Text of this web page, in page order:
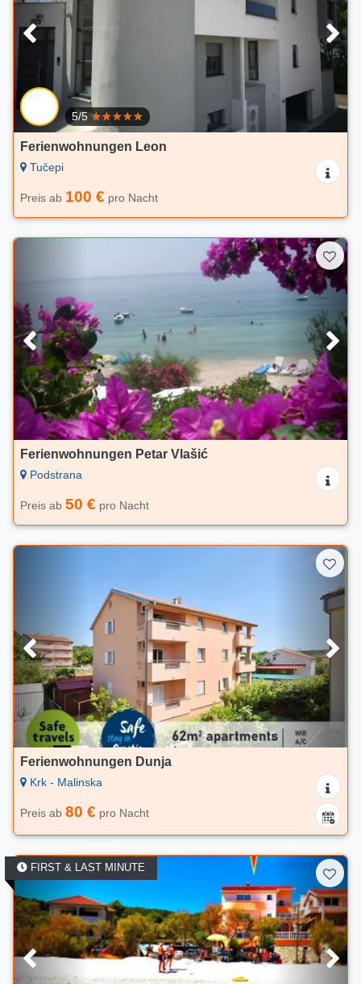
5/5
Ferienwohnungen Leon
Tučepi
Preis ab 100 € pro Nacht
Ferienwohnungen Petar Vlašić
Podstrana
Preis ab 50 € pro Nacht
Ferienwohnungen Dunja
Krk - Malinska
Preis ab 80 € pro Nacht
FIRST & LAST MINUTE